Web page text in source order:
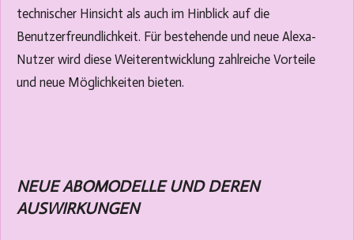
technischer Hinsicht als auch im Hinblick auf die
Benutzerfreundlichkeit. Für bestehende und neue Alexa-
Nutzer wird diese Weiterentwicklung zahlreiche Vorteile
und neue Möglichkeiten bieten.
NEUE ABOMODELLE UND DEREN
AUSWIRKUNGEN